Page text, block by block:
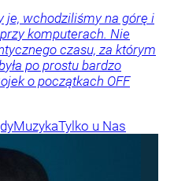
je, wchodziliśmy na górę i
komputerach. Nie
czasu, za którym
po prostu bardzo
o początkach OFF
MuzykaTylko u Nas